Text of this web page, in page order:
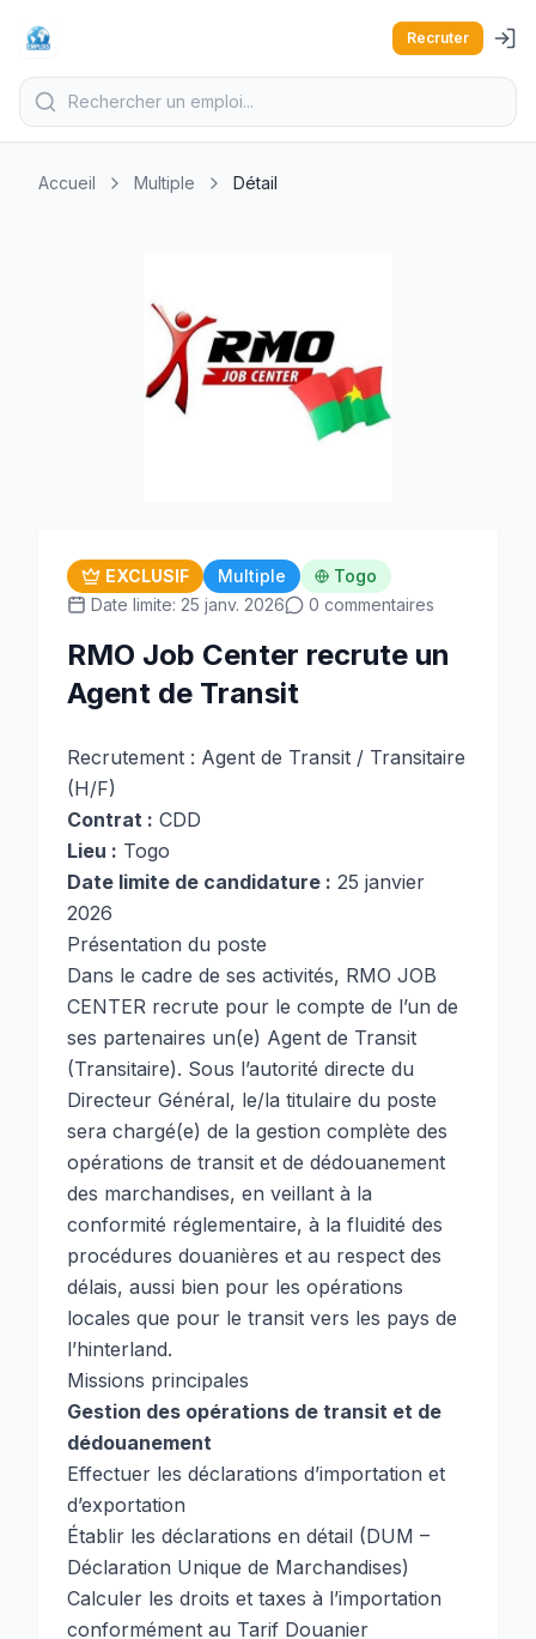
Recruter
Accueil Multiple Détail
EXCLUSIF Multiple
Togo
Date limite: 25 janv. 2026
0 commentaires
RMO Job Center recrute un
Agent de Transit
Recrutement : Agent de Transit / Transitaire
(H/F)
Contrat : CDD
Lieu : Togo
Date limite de candidature : 25 janvier
2026
Présentation du poste
Dans le cadre de ses activités, RMO JOB
CENTER recrute pour le compte de l’un de
ses partenaires un(e) Agent de Transit
(Transitaire). Sous l’autorité directe du
Directeur Général, le/la titulaire du poste
sera chargé(e) de la gestion complète des
opérations de transit et de dédouanement
des marchandises, en veillant à la
conformité réglementaire, à la fluidité des
procédures douanières et au respect des
délais, aussi bien pour les opérations
locales que pour le transit vers les pays de
l’hinterland.
Missions principales
Gestion des opérations de transit et de
dédouanement
Effectuer les déclarations d’importation et
d’exportation
Établir les déclarations en détail (DUM –
Déclaration Unique de Marchandises)
Calculer les droits et taxes à l’importation
conformément au Tarif Douanier